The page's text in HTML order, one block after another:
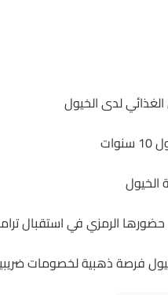
لدى الخيول
الرمزي في استقبال ترامب
فرصة ذهبية لخصومات